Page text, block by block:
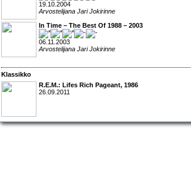
19.10.2004
Arvostelijana Jari Jokirinne
In Time – The Best Of 1988 – 2003
06.11.2003
Arvostelijana Jari Jokirinne
Klassikko
R.E.M.: Lifes Rich Pageant, 1986
26.09.2011